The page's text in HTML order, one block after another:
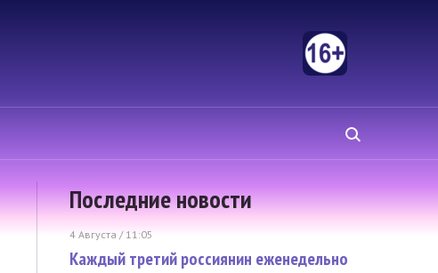
Последние новости
4 Августа / 11:05
Каждый третий россиянин еженедельно